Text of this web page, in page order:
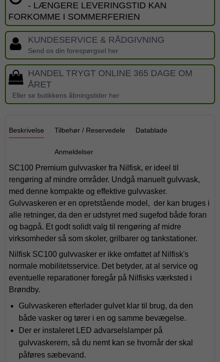
- LÆNGERE LEVERINGSTID KAN
FORKOMME I SOMMERFERIEN
KUNDESERVICE & RÅDGIVNING
Send os din forespørgsel her
HANDEL TRYGT ONLINE 365 DAGE OM
ÅRET
Eller se butikkens åbningstider her
Beskrivelse Tilbehør / Reservedele Datablade
Anmeldelser
SC100 Premium gulvvasker fra Nilfisk, er ideel til
rengøring af mindre områder. Undgå manuelt gulvvask,
med denne kompakte og effektive gulvvasker.
Gulvvaskeren er en opretstående model, der kan bruges i
alle retninger, da den er udstyret med sugefod både foran
og bagpå. Et godt solidt valg til rengøring af midre
virksomheder så som skoler, grilbarer og tankstationer.
Nilfisk SC100 gulvvasker er ikke omfattet af Nilfisk's
normale mobilitetsservice. Det betyder, at al service og
eventuelle reparationer foregår på Nilfisks værksted i
Brøndby.
Gulvvaskeren efterlader gulvet klar til brug, da den
både vasker og tører i en og samme bevægelse.
Der er instaleret LED advarselslamper på
gulvvaskerern, så du nemt kan se hvornår der skal
påføres sæbevand.